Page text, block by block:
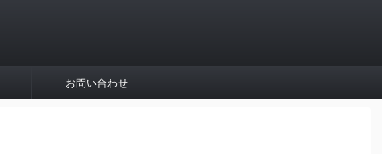
お問い合わせ